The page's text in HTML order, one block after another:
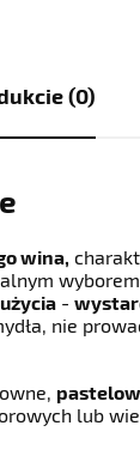
(0)
wina,
-
nie
lub